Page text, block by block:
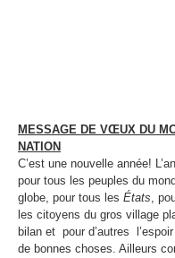
MESSAGE DE VŒUX DU
NATION
C’est une nouvelle année!
pour tous les peuples du
globe, pour tous les États,
les citoyens du gros village
bilan et pour d’autres
de bonnes choses. Ailleurs